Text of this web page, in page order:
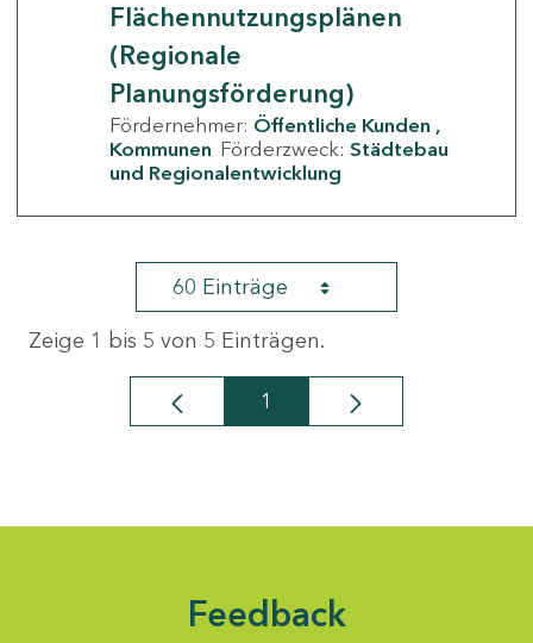
Flächennutzungsplänen
(Regionale
Planungsförderung)
Fördernehmer: Öffentliche Kunden
Kommunen Förderzweck: Städtebau
und Regionalentwicklung
60 Einträge
Zeige 1 bis 5 von 5 Einträgen.
Seite
1
Feedback